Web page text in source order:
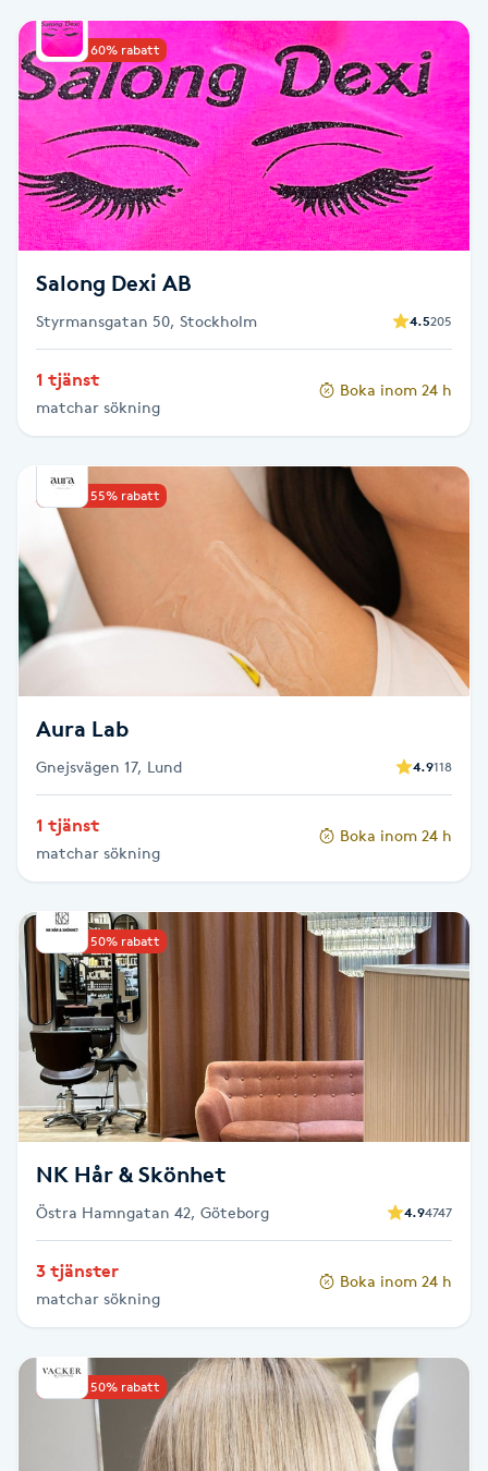
Babylights
Balayage
Bambumassage
Barber
Barnklippning
BIAB
Blowout
Bottenfärg
Brynformning
Brynfärgning
Brynplockning
Celluliter
Coachning
Color correction
Cryoterapi
D
Damklippning
Dermapen
Diamantslipning
Enzympeeling
Extensions borttagning
Eyeliner-tatuering
Upp till 60% rabatt
Salong Dexi AB
Styrmansgatan 50, Stockholm 4.5205
1 tjänst
matchar sökning
Boka inom 24 h
Upp till 55% rabatt
Aura Lab
Gnejsvägen 17, Lund 4.9118
1 tjänst
matchar sökning
Boka inom 24 h
Upp till 50% rabatt
NK Hår & Skönhet
Östra Hamngatan 42, Göteborg 4.94747
3 tjänster
matchar sökning
Boka inom 24 h
Upp till 50% rabatt